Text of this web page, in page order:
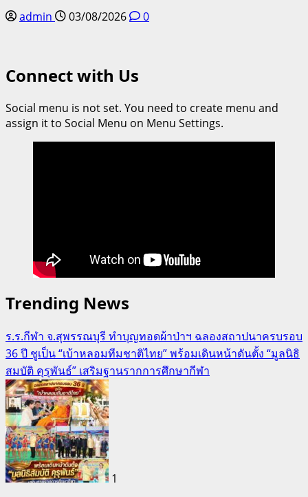
admin 03/08/2026 0
Connect with Us
Social menu is not set. You need to create menu and
assign it to Social Menu on Menu Settings.
Trending News
ร.ร.กีฬา จ.สุพรรณบุรี ทำบุญทอดผ้าป่าฯ ฉลองสถาปนาครบรอบ
36 ปี ชูเป็น “เบ้าหลอมทีมชาติไทย” พร้อมเดินหน้าดันตั้ง “มูลนิธิ
สมบัติ คุรุพันธ์” เสริมฐานรากการศึกษากีฬา
1